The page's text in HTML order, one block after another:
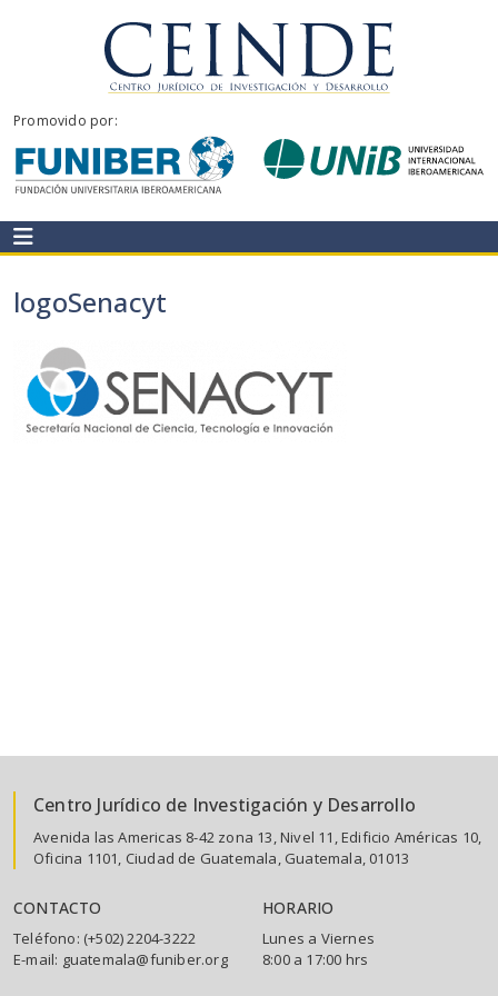
Promovido por:
logoSenacyt
Centro Jurídico de Investigación y Desarrollo
Avenida las Americas 8-42 zona 13, Nivel 11, Edificio Américas 10,
Oficina 1101, Ciudad de Guatemala, Guatemala, 01013
CONTACTO
Teléfono: (+502) 2204-3222
E-mail: guatemala@funiber.org
HORARIO
Lunes a Viernes
8:00 a 17:00 hrs